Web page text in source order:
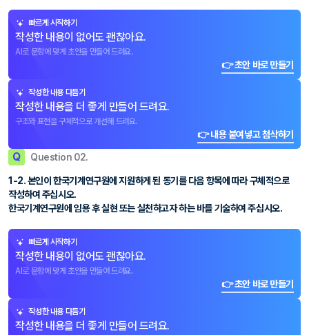
빠르게 시작하기
작성한 내용이 없어도 괜찮아요.
AI로 문항에 맞게 초안을 만들어 드려요.
👉 초안 바로 만들기
작성한 내용 다듬기
작성한 내용을 더 좋게 만들어 드려요.
구조와 표현을 구체적으로 개선해 드려요.
👉 내용 붙여넣고 첨삭하기
Q Question 02.
1-2. 본인이 한국기계연구원에 지원하게 된 동기를 다음 항목에 따라 구체적으로
작성하여 주십시오.
한국기계연구원에 임용 후 실현 또는 실천하고자 하는 바를 기술하여 주십시오.
빠르게 시작하기
작성한 내용이 없어도 괜찮아요.
AI로 문항에 맞게 초안을 만들어 드려요.
👉 초안 바로 만들기
작성한 내용 다듬기
작성한 내용을 더 좋게 만들어 드려요.